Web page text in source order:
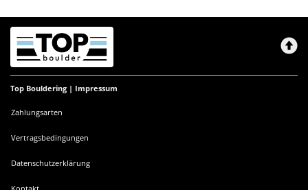
Top Bouldering | Impressum
Zahlungsarten
Vertragsbedingungen
Datenschutzerklärung